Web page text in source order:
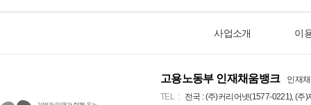
사업소개 이
고용노동부 인재채움뱅크
인재
TEL
전국 : (주)커리어넷(1577-0221), (